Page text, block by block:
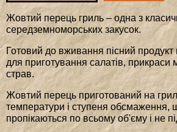
Жовтий перець гриль – одна з
середземноморських закусок.
Готовий до вживання пісний продукт
для приготування салатів, прикраси
страв.
Жовтий перець приготований на
температури і ступеня обсмаження,
пропікаються по всьому об'єму і не